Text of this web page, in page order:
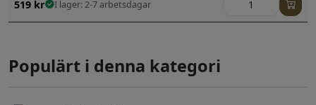
519 kr I lager: 2-7 arbetsdagar
Populärt i denna kategori